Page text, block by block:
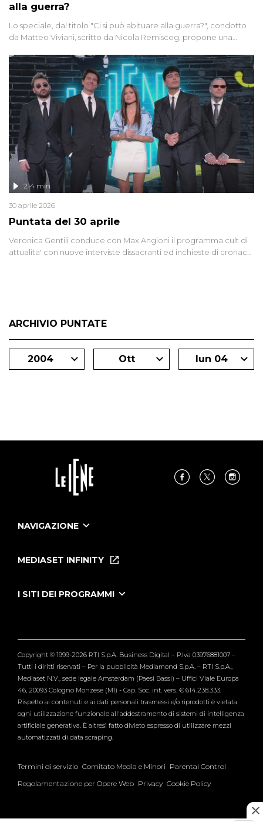
alla guerra?
Lo speciale, dal titolo "Ci si può abituare alla guerra?", condotto
da Matteo Viviani, scritto da Nicola Remisceg, propone una
di settore - su quanto la guerra sia diventata una realtà pervasiva.
Anche se l'Italia non è direttamente coinvolta in conflitti armati, il
contesto globale rende impossibile considerarla un fenomeno
lontano.
Puntata del 30 aprile
214 min
30 aprile 2026
Veronica Gentili conduce con Max Angioni il programma cult di
attualita' con nuove interviste dissacranti ed inchieste di cronaca
ARCHIVIO PUNTATE
2004 Ott lun 04
NAVIGAZIONE
Le Iene Presentano Inside
Tutti i servizi
MEDIASET INFINITY
I SITI DEI PROGRAMMI
Verissimo
Copyright © 1999-2026 RTI S.p.A. Business Digital – P.Iva 03976881007 –
Tutti i diritti riservati – Per la pubblicità Mediamond S.p.A. – RTI S.p.A.,
Mediaset N.V., sede legale Amsterdam (Paesi Bassi) – Uffici Viale Europa
46, 20093 Cologno Monzese (MI) - Cap. Soc. int. vers. € 614.238.333.
Rispetto ai contenuti e ai dati personali trasmessi e/o riprodotti è vietata
ogni utilizzazione funzionale all'addestramento di sistemi di intelligenza
artificiale generativa. È altresì fatto divieto espresso di utilizzare mezzi
automatizzati di data scraping.
Termini di servizio Comitato Media e Minori Parental Control
Regolamentazione per Opere Web Privacy Cookie Policy